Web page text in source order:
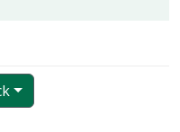
System)